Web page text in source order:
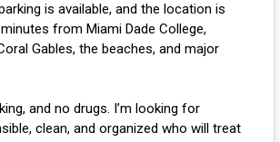
is available, and the location is
from Miami Dade College,
Gables, the beaches, and major
and no drugs. I’m looking for
clean, and organized who will treat